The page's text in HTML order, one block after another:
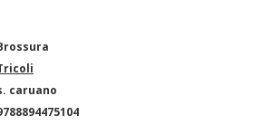
caruano